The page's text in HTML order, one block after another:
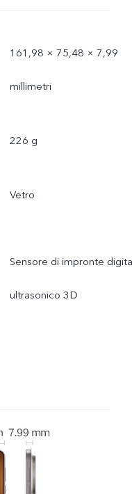
161,98 × 75,48 × 7,99
millimetri
226 g
Vetro
Sensore di impronte
ultrasonico 3D